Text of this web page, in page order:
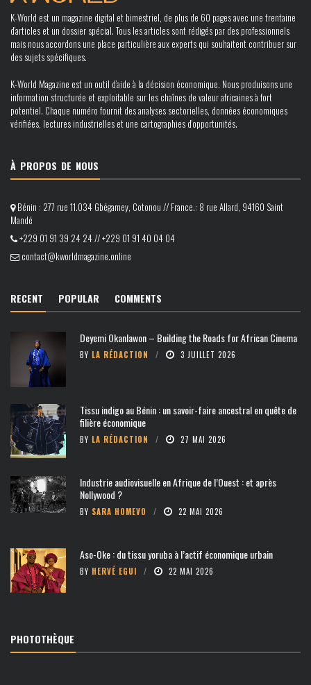
K-World est un magazine digital et bimestriel, de plus de 60 pages avec une trentaine
d’articles et un dossier spécial. Tous les articles sont rédigés par des professionnels
mais nous accordons une place particulière aux experts qui souhaitent contribuer sur
des sujets spécifiques.
K-World Magazine est un outil d’aide à la décision économique. Nous produisons une
information structurée et exploitable sur les chaînes de valeur africaines à fort
potentiel. Chaque numéro fournit des analyses sectorielles, données économiques
vérifiées, lectures industrielles et une cartographies d’opportunités.
À PROPOS DE NOUS
Bénin : 277 rue 11.034 Gbégamey, Cotonou // France.: 8 rue Allard, 94160 Saint
Mandé
+229 01 91 39 24 24 // +229 01 91 40 04 04
contact@kworldmagazine.online
RECENT POPULAR COMMENTS
Deyemi Okanlawon – Building the Roads for African Cinema
BY LA RÉDACTION 3 JUILLET 2026
Tissu indigo au Bénin : un savoir-faire ancestral en quête de
filière économique
BY LA RÉDACTION 27 MAI 2026
Industrie audiovisuelle en Afrique de l’Ouest : et après
Nollywood ?
BY SARA HOMEVO 22 MAI 2026
Aso-Oke : du tissu yoruba à l’actif économique urbain
BY HERVÉ EGUI 22 MAI 2026
PHOTOTHÈQUE